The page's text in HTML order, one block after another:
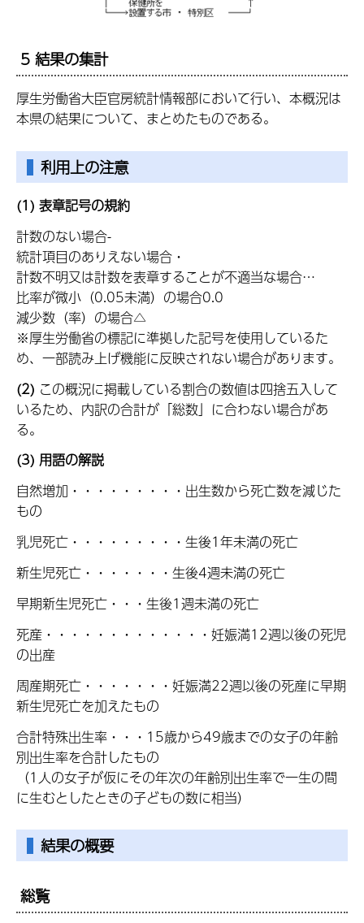
5 結果の集計
厚生労働省大臣官房統計情報部において行い、本概況は
本県の結果について、まとめたものである。
利用上の注意
(1) 表章記号の規約
計数のない場合-
統計項目のありえない場合・
計数不明又は計数を表章することが不適当な場合…
比率が微小（0.05未満）の場合0.0
減少数（率）の場合△
※厚生労働省の標記に準拠した記号を使用しているた
め、一部読み上げ機能に反映されない場合があります。
(2) この概況に掲載している割合の数値は四捨五入して
いるため、内訳の合計が「総数」に合わない場合があ
る。
(3) 用語の解説
自然増加・・・・・・・・・出生数から死亡数を減じた
もの
乳児死亡・・・・・・・・・生後1年未満の死亡
新生児死亡・・・・・・・生後4週未満の死亡
早期新生児死亡・・・生後1週未満の死亡
死産・・・・・・・・・・・・・妊娠満12週以後の死児
の出産
周産期死亡・・・・・・・妊娠満22週以後の死産に早期
新生児死亡を加えたもの
合計特殊出生率・・・15歳から49歳までの女子の年齢
別出生率を合計したもの
（1人の女子が仮にその年次の年齢別出生率で一生の間
に生むとしたときの子どもの数に相当）
結果の概要
総覧